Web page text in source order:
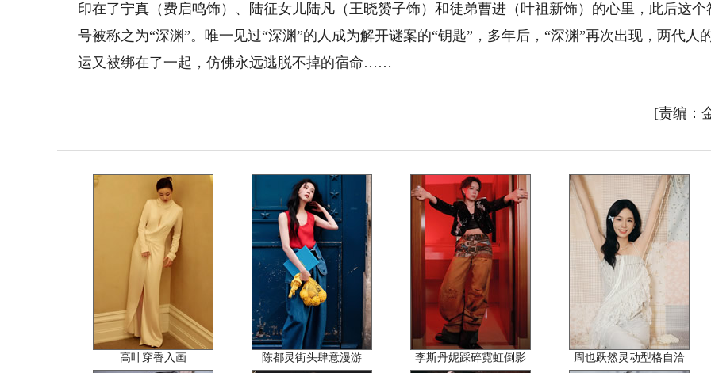
印在了宁真（费启鸣饰）、陆征女儿陆凡（王晓赟子饰）和徒弟曹进（叶祖新饰）的心里，此后这个
号被称之为“深渊”。唯一见过“深渊”的人成为解开谜案的“钥匙”，多年后，“深渊”再次出现，两代人
运又被绑在了一起，仿佛永远逃脱不掉的宿命……
[责编：
高叶穿香入画 陈都灵街头肆意漫游 李斯丹妮踩碎霓虹倒影 周也跃然灵动型格自洽